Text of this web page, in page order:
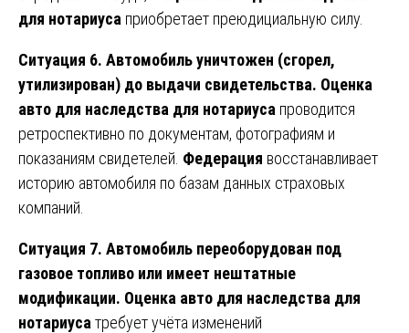
для нотариуса приобретает преюдициальную силу.
Ситуация 6. Автомобиль уничтожен (сгорел,
утилизирован) до выдачи свидетельства. Оценка
авто для наследства для нотариуса проводится
ретроспективно по документам, фотографиям и
показаниям свидетелей. Федерация восстанавливает
историю автомобиля по базам данных страховых
компаний.
Ситуация 7. Автомобиль переоборудован под
газовое топливо или имеет нештатные
модификации. Оценка авто для наследства для
нотариуса требует учёта изменений